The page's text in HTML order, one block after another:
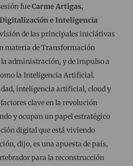
fueCarme Artigas,
Digitalización e Inteligencia
de las principales iniciátivas
materia de Transformación
administración, y de impulso a
la Inteligencia Artificial.
inteligencia artificial, cloud y
clave en la revolución
y ocupan un papel estratégico
digital que está viviendo
dijo, es una apuesta de país,
para la reconstrucción